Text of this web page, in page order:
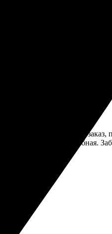
Всё быстро, ясно и без
Подтверждаю заказ,
Оплата тоже удобная.